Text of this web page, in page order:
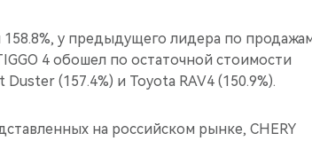
158.8%, у предыдущего лидера по
4 обошел по остаточной стоимости
(157.4%) и Toyota RAV4 (150.9%).
на российском рынке, CHERY